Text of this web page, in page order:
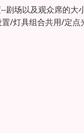
场以及观众席的大
/灯具组合共用/定点